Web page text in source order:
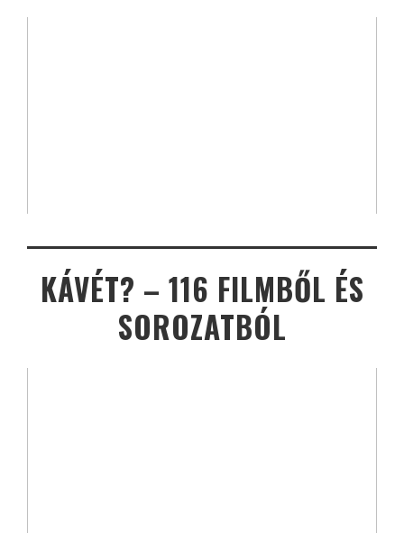
KÁVÉT? – 116 FILMBŐL ÉS
SOROZATBÓL